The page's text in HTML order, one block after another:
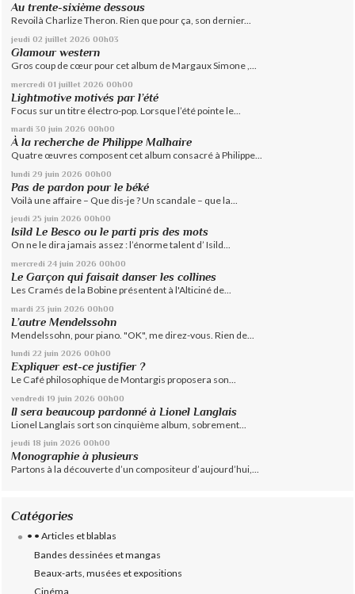
Au trente-sixième dessous
Revoilà Charlize Theron. Rien que pour ça, son dernier...
jeudi 02 juillet 2026 00h03
Glamour western
Gros coup de cœur pour cet album de Margaux Simone ,...
mercredi 01 juillet 2026 00h00
Lightmotive motivés par l’été
Focus sur un titre électro-pop. Lorsque l’été pointe le...
mardi 30 juin 2026 00h00
À la recherche de Philippe Malhaire
Quatre œuvres composent cet album consacré à Philippe...
lundi 29 juin 2026 00h00
Pas de pardon pour le béké
Voilà une affaire – Que dis-je ? Un scandale – que la...
jeudi 25 juin 2026 00h00
Isild Le Besco ou le parti pris des mots
On ne le dira jamais assez : l’énorme talent d’ Isild...
mercredi 24 juin 2026 00h00
Le Garçon qui faisait danser les collines
Les Cramés de la Bobine présentent à l'Alticiné de...
mardi 23 juin 2026 00h00
L’autre Mendelssohn
Mendelssohn, pour piano. "OK", me direz-vous. Rien de...
lundi 22 juin 2026 00h00
Expliquer est-ce justifier ?
Le Café philosophique de Montargis proposera son...
vendredi 19 juin 2026 00h00
Il sera beaucoup pardonné à Lionel Langlais
Lionel Langlais sort son cinquième album, sobrement...
jeudi 18 juin 2026 00h00
Monographie à plusieurs
Partons à la découverte d’un compositeur d’aujourd’hui,...
Catégories
• • Articles et blablas
Bandes dessinées et mangas
Beaux-arts, musées et expositions
Cinéma